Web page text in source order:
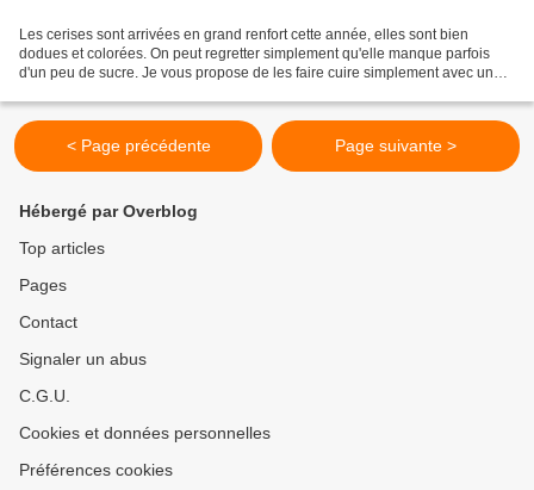
Les cerises sont arrivées en grand renfort cette année, elles sont bien
dodues et colorées. On peut regretter simplement qu'elle manque parfois
d'un peu de sucre. Je vous propose de les faire cuire simplement avec une
< Page précédente Page suivante >
Hébergé par Overblog
Top articles
Pages
Contact
Signaler un abus
C.G.U.
Cookies et données personnelles
Préférences cookies